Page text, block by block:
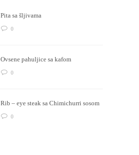
Pita sa šljivama
0
Ovsene pahuljice sa kafom
0
Rib – eye steak sa Chimichurri sosom
0